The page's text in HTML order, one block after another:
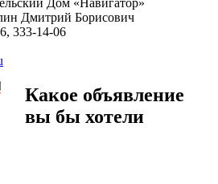
Дом «Навигатор»
Дмитрий Борисович
333-14-06
Какое объявление
вы бы хотели